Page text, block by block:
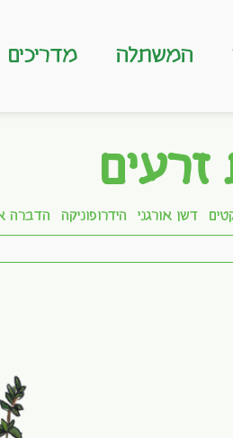
המשתלה מדריכים
זרעים
דשן אורגני הידרופוניקה הדברה